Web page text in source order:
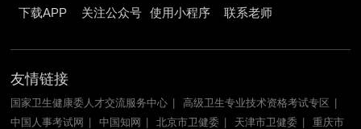
下载APP 关注公众号 使用小程序 联系老师
友情链接
国家卫生健康委人才交流服务中心
高级卫生专业技术资格考试专区
中国人事考试网
中国知网 北京市卫健委 天津市卫健委
重庆市